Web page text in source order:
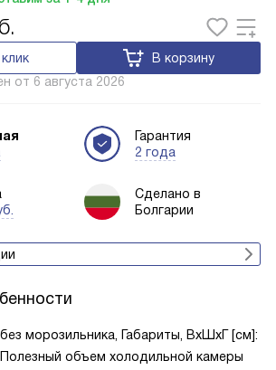
В корзину
от 6 августа 2026
Гарантия
2 года
Сделано в
Болгарии
морозильника, Габариты, ВxШxГ [см]:
Полезный объем холодильной камеры